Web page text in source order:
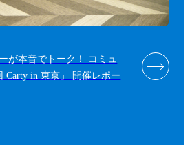
が本音でトーク！ コミュ
Carty in 東京」 開催レポー